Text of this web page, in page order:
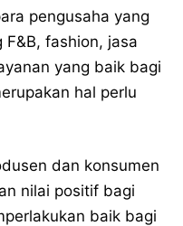
pengusaha yang
fashion, jasa
yang baik bagi
hal perlu
dan konsumen
nilai positif bagi
baik bagi